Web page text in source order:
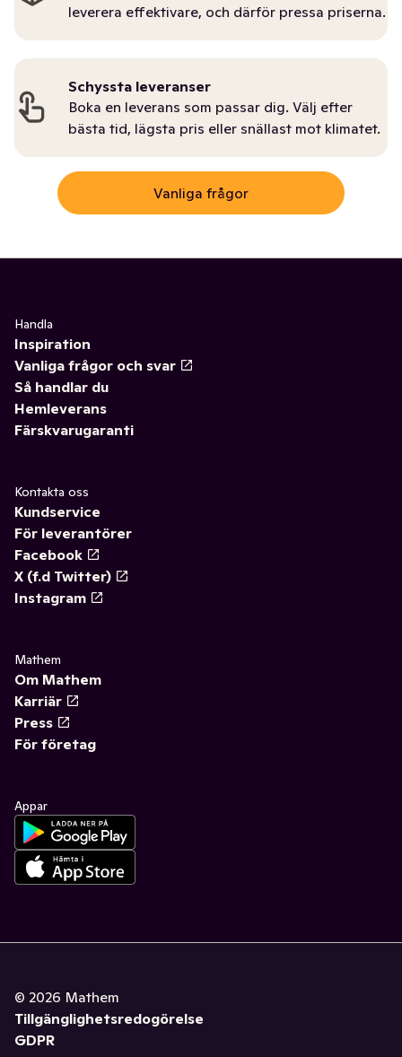
leverera effektivare, och därför pressa priserna.
Schyssta leveranser
Boka en leverans som passar dig. Välj efter
bästa tid, lägsta pris eller snällast mot klimatet.
Vanliga frågor
Handla
Inspiration
Vanliga frågor och svar
Så handlar du
Hemleverans
Färskvarugaranti
Kontakta oss
Kundservice
För leverantörer
Facebook
X (f.d Twitter)
Instagram
Mathem
Om Mathem
Karriär
Press
För företag
Appar
© 2026 Mathem
Tillgänglighetsredogörelse
GDPR